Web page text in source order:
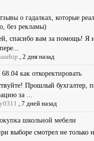
о гадалках, которые
без рекламы)
спасибо вам за помощь! Я
,2 дня назад
68.04 как откоректировать
Прошлый бухгалтер,
за ...
,7 дней назад
школьной мебели
выборе смотрел не только